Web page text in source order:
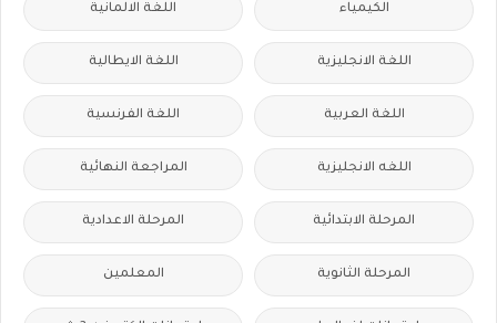
الكيمياء اللغة الالمانية
اللغة الانجليزية اللغة الايطالية
اللغة العربية اللغة الفرنسية
اللغه الانجليزية المراجعة النهائية
المرحلة الابتدائية المرحلة الاعدادية
المرحلة الثانوية المعلمين